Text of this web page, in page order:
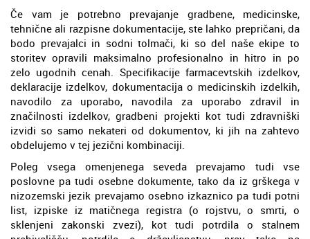
Če vam je potrebno prevajanje gradbene, medicinske,
tehnične ali razpisne dokumentacije, ste lahko prepričani, da
bodo prevajalci in sodni tolmači, ki so del naše ekipe to
storitev opravili maksimalno profesionalno in hitro in po
zelo ugodnih cenah. Specifikacije farmacevtskih izdelkov,
deklaracije izdelkov, dokumentacija o medicinskih izdelkih,
navodilo za uporabo, navodila za uporabo zdravil in
značilnosti izdelkov, gradbeni projekti kot tudi zdravniški
izvidi so samo nekateri od dokumentov, ki jih na zahtevo
obdelujemo v tej jezični kombinaciji.
Poleg vsega omenjenega seveda prevajamo tudi vse
poslovne pa tudi osebne dokumente, tako da iz grškega v
nizozemski jezik prevajamo osebno izkaznico pa tudi potni
list, izpiske iz matičnega registra (o rojstvu, o smrti, o
sklenjeni zakonski zvezi), kot tudi potrdila o stalnem